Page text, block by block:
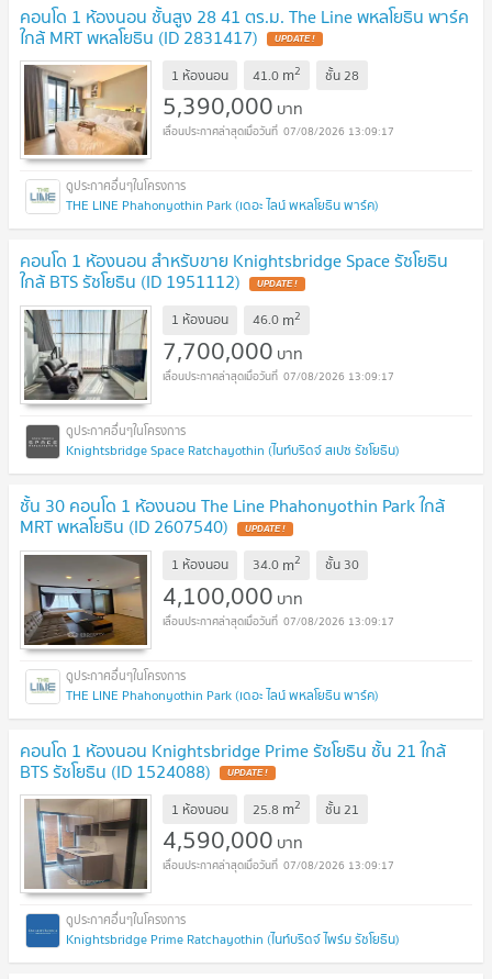
คอนโด 1 ห้องนอน ชั้นสูง 28 41 ตร.ม. The Line พหลโยธิน พาร์ค
ใกล้ MRT พหลโยธิน (ID 2831417)
1 ห้องนอน 41.0 m2 ชั้น28
5,390,000 บาท
07/08/2026 13:09:17
THE LINE Phahonyothin Park (เดอะ ไลน์ พหลโยธิน พาร์ค)
คอนโด 1 ห้องนอน สำหรับขาย Knightsbridge Space รัชโยธิน
ใกล้ BTS รัชโยธิน (ID 1951112)
1 ห้องนอน 46.0 m2
7,700,000 บาท
07/08/2026 13:09:17
Knightsbridge Space Ratchayothin (ไนท์บริดจ์ สเปซ รัชโยธิน)
ชั้น 30 คอนโด 1 ห้องนอน The Line Phahonyothin Park ใกล้
MRT พหลโยธิน (ID 2607540)
1 ห้องนอน 34.0 m2 ชั้น 30
4,100,000 บาท
07/08/2026 13:09:17
THE LINE Phahonyothin Park (เดอะ ไลน์ พหลโยธิน พาร์ค)
คอนโด 1 ห้องนอน Knightsbridge Prime รัชโยธิน ชั้น 21 ใกล้
BTS รัชโยธิน (ID 1524088)
1 ห้องนอน 25.8 m2 ชั้น21
4,590,000 บาท
07/08/2026 13:09:17
Knightsbridge Prime Ratchayothin (ไนท์บริดจ์ ไพร์ม รัชโยธิน)